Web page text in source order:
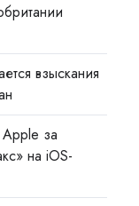
взыскания
за
на iOS-